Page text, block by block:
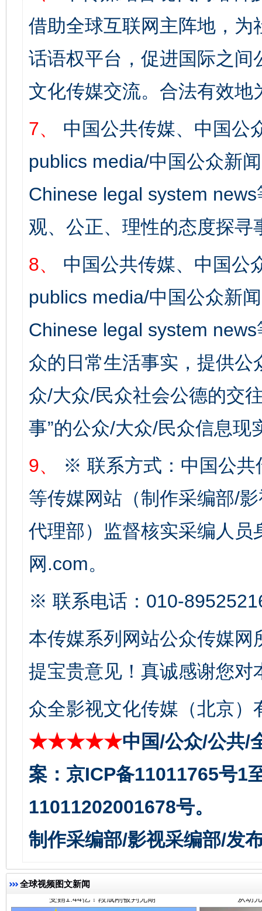
借助全球互联网主阵地，
话语权平台，促进国际之
文化传媒交流。合法有效地
7、
中国公共传媒、中国公
publics media/中国公众新
Chinese legal system
观、公正、理性的态度探寻
8、
中国公共传媒、中国公
publics media/中国公众新
Chinese legal system
众的日常生活事实，提供
众/大众/民众社会公德的交
事”的公众/大众/民众信息现
9、
※ 联系方式：中国公共
等传媒网站（制作采编部/
代理部）监督核实采编人员
网.com。
※ 联系电话：010-
本传媒系列网站公众传媒
提宝贵意见！真诚感谢您
众全影视文化传媒（北京）
★★★★★中国/公众/公共/
案：京ICP备11011765号1
11011202001678号。
制作采编部/影视采编部/发
全球视频图文新闻
公平竞争审查“十大案例”出炉！ 一纸欠
东山县通报“牛蛙产品抗生素超标问题”
千年窑火 生生不息 一
揭开“小金库”的免责幌子